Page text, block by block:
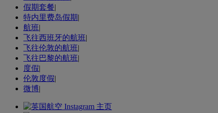
假期套餐|
特内里费岛假期|
航班|
飞往西班牙的航班|
飞往伦敦的航班|
飞往巴黎的航班|
度假|
伦敦度假|
微博|